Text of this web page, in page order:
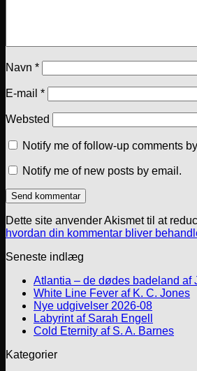
Navn *
E-mail *
Websted
Notify me of follow-up comments
Notify me of new posts by email.
Dette site anvender Akismet til at
hvordan din kommentar bliver
Seneste indlæg
Atlantia – de dødes badeland af
White Line Fever af K. C. Jones
Nye udgivelser 2026-08
Labyrint af Sarah Engell
Cold Eternity af S. A. Barnes
Kategorier